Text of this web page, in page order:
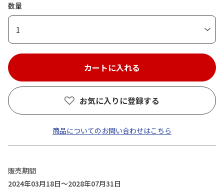
数量
1
お気に入りに登録する
商品についてのお問い合わせはこちら
販売期間
2024年03月18日～2028年07月31日